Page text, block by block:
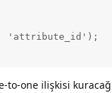
'attribute_id');
one ilişkisi